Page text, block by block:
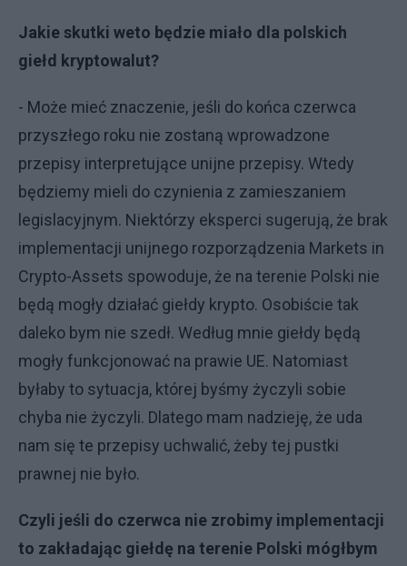
Jakie skutki weto będzie miało dla polskich
giełd kryptowalut?
- Może mieć znaczenie, jeśli do końca czerwca
przyszłego roku nie zostaną wprowadzone
przepisy interpretujące unijne przepisy. Wtedy
będziemy mieli do czynienia z zamieszaniem
legislacyjnym. Niektórzy eksperci sugerują, że brak
implementacji unijnego rozporządzenia Markets in
Crypto-Assets spowoduje, że na terenie Polski nie
będą mogły działać giełdy krypto. Osobiście tak
daleko bym nie szedł. Według mnie giełdy będą
mogły funkcjonować na prawie UE. Natomiast
byłaby to sytuacja, której byśmy życzyli sobie
chyba nie życzyli. Dlatego mam nadzieję, że uda
nam się te przepisy uchwalić, żeby tej pustki
prawnej nie było.
Czyli jeśli do czerwca nie zrobimy implementacji
to zakładając giełdę na terenie Polski mógłbym